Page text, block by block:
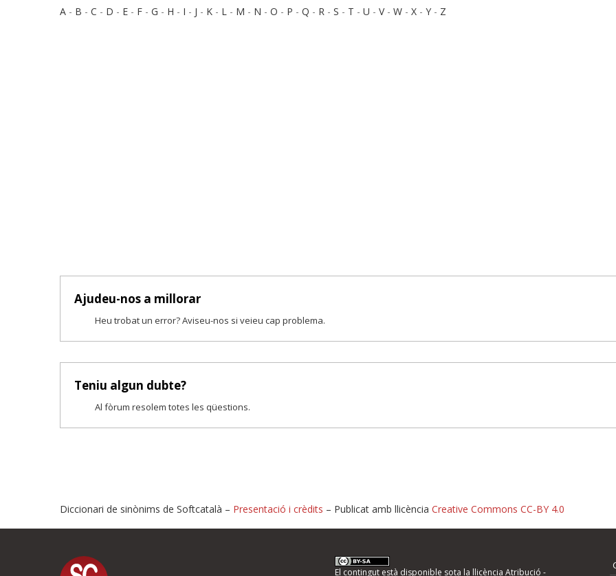
A - B - C - D - E - F - G - H - I - J - K - L - M - N - O - P - Q - R - S - T - U - V- W - X - Y - Z
Ajudeu-nos a millorar
Heu trobat un error? Aviseu-nos si veieu cap problema.
Teniu algun dubte?
Al fòrum resolem totes les qüestions.
Proposeu-nos millores o informeu d'errors
Diccionari de sinònims de Softcatalà – Presentació i crèdits – Publicat amb llicència Creative Commons CC-BY 4.0
El contingut està disponible sota la llicència Atribució -